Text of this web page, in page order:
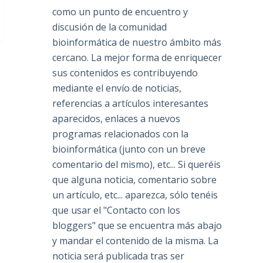
como un punto de encuentro y
discusión de la comunidad
bioinformática de nuestro ámbito más
cercano. La mejor forma de enriquecer
sus contenidos es contribuyendo
mediante el envío de noticias,
referencias a artículos interesantes
aparecidos, enlaces a nuevos
programas relacionados con la
bioinformática (junto con un breve
comentario del mismo), etc... Si queréis
que alguna noticia, comentario sobre
un artículo, etc... aparezca, sólo tenéis
que usar el "Contacto con los
bloggers" que se encuentra más abajo
y mandar el contenido de la misma. La
noticia será publicada tras ser